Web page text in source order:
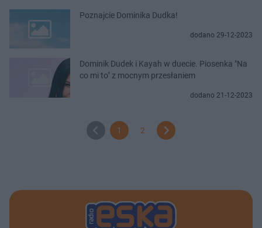
Poznajcie Dominika Dudka!
dodano 29-12-2023
Dominik Dudek i Kayah w duecie. Piosenka "Na
co mi to" z mocnym przesłaniem
dodano 21-12-2023
1 2